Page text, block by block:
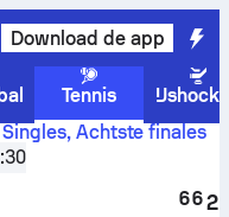
Download de app
Tennis
, Achtste finales
livescore en H2H-
662